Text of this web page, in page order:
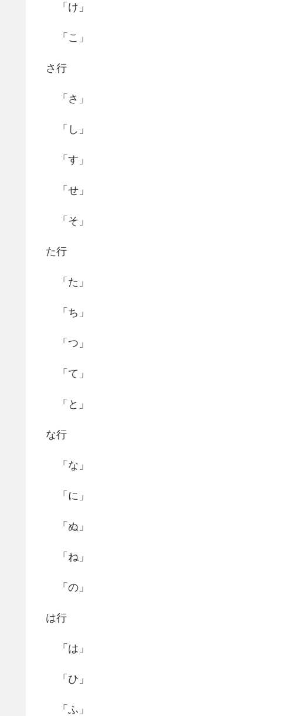
「け」
「こ」
さ行
「さ」
「し」
「す」
「せ」
「そ」
た行
「た」
「ち」
「つ」
「て」
「と」
な行
「な」
「に」
「ぬ」
「ね」
「の」
は行
「は」
「ひ」
「ふ」